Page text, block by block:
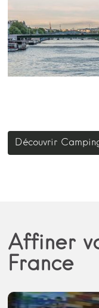
Découvrir
Affiner
France